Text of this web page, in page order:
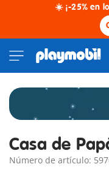
☀️ ¡-25% en
Casa de
Número de artículo: